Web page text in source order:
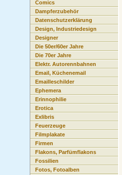
Comics
Dampferzubehör
Datenschutzerklärung
Design, Industriedesign
Designer
Die 50er/60er Jahre
Die 70er Jahre
Elektr. Autorennbahnen
Email, Küchenemail
Emailleschilder
Ephemera
Erinnophilie
Erotica
Exlibris
Feuerzeuge
Filmplakate
Firmen
Flakons, Parfümflakons
Fossilien
Fotos, Fotoalben